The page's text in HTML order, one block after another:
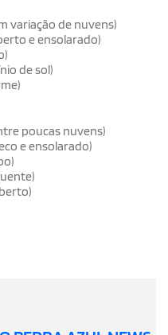
variação de nuvens)
e ensolarado)
de sol)
poucas nuvens)
e ensolarado)